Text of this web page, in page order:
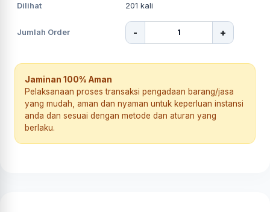
Dilihat 201 kali
Jumlah Order - +
Jaminan 100% Aman
Pelaksanaan proses transaksi pengadaan barang/jasa
yang mudah, aman dan nyaman untuk keperluan instansi
anda dan sesuai dengan metode dan aturan yang
berlaku.